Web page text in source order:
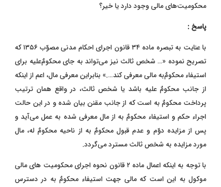
محکومیت‌های مالی وجود دارد یا خیر؟
پاسخ :
با عنایت به تبصره ماده ۳۴ قانون اجرای احکام مدنی مصوّب ۱۳۵۶ که
تصریح نموده «… شخص ثالث نیز می‌‌تواند به جای محکومٌ‌علیه برای
استیفاء محکومٌ‌به مالی معرفی کند….» بنابراین معرفی مال، اعم از اینکه
از جانب محکومٌ‌ علیه باشد یا شخص ثالث، در واقع همان ترتیب
پرداخت محکومٌ‌ به است که از جانب مقنن بیان شده و در این حالت
اجراء حکم و استیفاء محکومٌ‌ به از مال معرفی شده به عمل می‌‌آید و
پس از مزایده دوّم و عدم قبول محکومٌ ‌به از ناحیه محکومٌ‌ له، مال
مورد مزایده به شخص ثالث مسترد می‌‌گردد.
با توجه به اینکه اعمال ماده ۲ قانون نحوه اجرای محکومیت های مالی
موکول به این است که مالی جهت استیفاء محکومٌ‌ به در دسترس